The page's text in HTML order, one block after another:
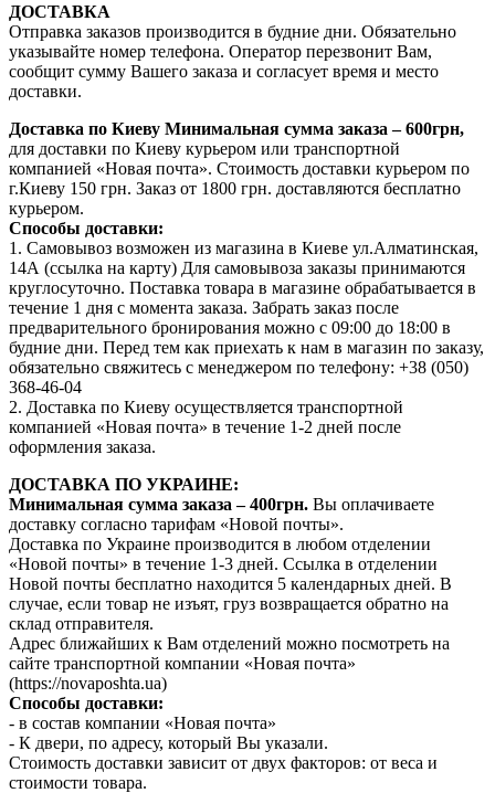
ДОСТАВКА
Отправка заказов производится в будние дни. Обязательно
указывайте номер телефона. Оператор перезвонит Вам,
сообщит сумму Вашего заказа и согласует время и место
доставки.
Доставка по Киеву Минимальная сумма заказа – 600грн,
для доставки по Киеву курьером или транспортной
компанией «Новая почта». Стоимость доставки курьером по
г.Киеву 150 грн. Заказ от 1800 грн. доставляются бесплатно
курьером.
Способы доставки:
1. Самовывоз возможен из магазина в Киеве ул.Алматинская,
14А (ссылка на карту) Для самовывоза заказы принимаются
круглосуточно. Поставка товара в магазине обрабатывается в
течение 1 дня с момента заказа. Забрать заказ после
предварительного бронирования можно с 09:00 до 18:00 в
будние дни. Перед тем как приехать к нам в магазин по заказу,
обязательно свяжитесь с менеджером по телефону: +38 (050)
368-46-04
2. Доставка по Киеву осуществляется транспортной
компанией «Новая почта» в течение 1-2 дней после
оформления заказа.
ДОСТАВКА ПО УКРАИНЕ:
Минимальная сумма заказа – 400грн. Вы оплачиваете
доставку согласно тарифам «Новой почты».
Доставка по Украине производится в любом отделении
«Новой почты» в течение 1-3 дней. Ссылка в отделении
Новой почты бесплатно находится 5 календарных дней. В
случае, если товар не изъят, груз возвращается обратно на
склад отправителя.
Адрес ближайших к Вам отделений можно посмотреть на
сайте транспортной компании «Новая почта»
(https://novaposhta.ua)
Способы доставки:
- в состав компании «Новая почта»
- К двери, по адресу, который Вы указали.
Стоимость доставки зависит от двух факторов: от веса и
стоимости товара.